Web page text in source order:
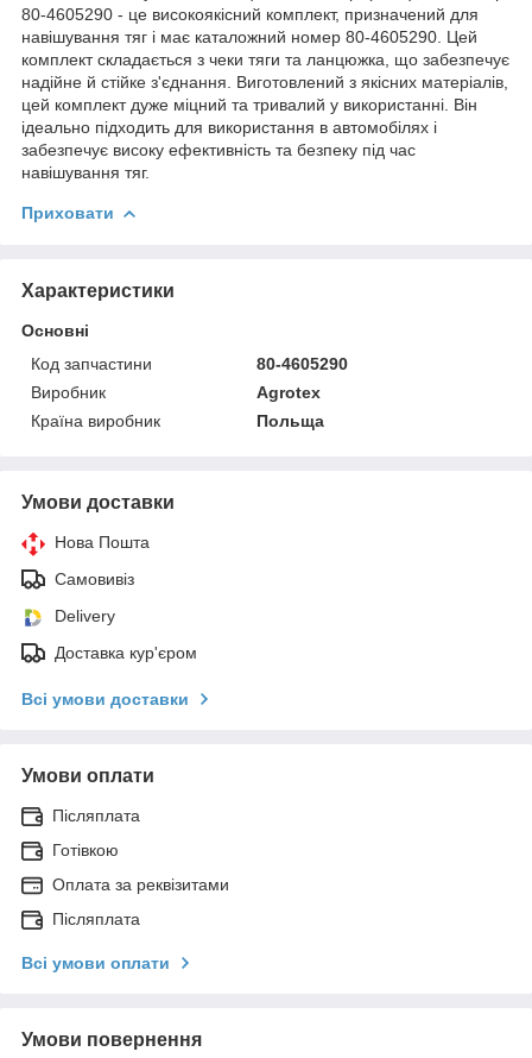
80-4605290 - це високоякісний комплект, призначений для
навішування тяг і має каталожний номер 80-4605290. Цей
комплект складається з чеки тяги та ланцюжка, що забезпечує
надійне й стійке з'єднання. Виготовлений з якісних матеріалів,
цей комплект дуже міцний та тривалий у використанні. Він
ідеально підходить для використання в автомобілях і
забезпечує високу ефективність та безпеку під час
навішування тяг.
Приховати
Характеристики
Основні
Код запчастини
80-4605290
Виробник
Agrotex
Країна виробник
Польща
Умови доставки
Нова Пошта
Самовивіз
Delivery
Доставка кур'єром
Всі умови доставки
Умови оплати
Післяплата
Готівкою
Оплата за реквізитами
Післяплата
Всі умови оплати
Умови повернення